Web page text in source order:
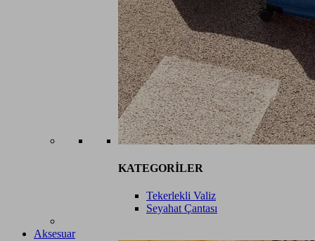
KATEGORİLER
Tekerlekli Valiz
Seyahat Çantası
Aksesuar